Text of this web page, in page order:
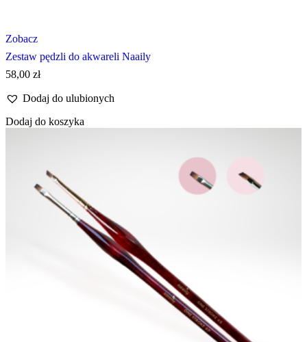
Zobacz
Zestaw pędzli do akwareli Naaily
58,00 zł
Dodaj do ulubionych
Dodaj do koszyka